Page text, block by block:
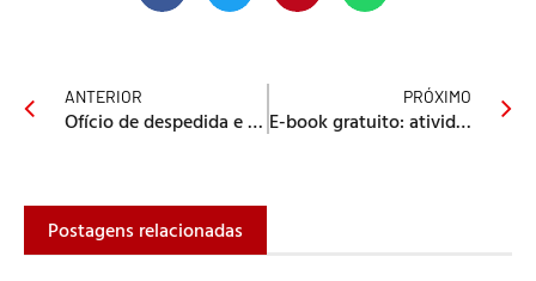
ANTERIOR
Ofício de despedida e de consolação
PRÓXIMO
E-book gratuito: atividades bíblicas para crianças
Postagens relacionadas